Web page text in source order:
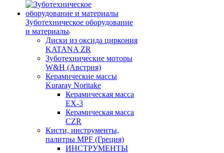
Зуботехническое оборудование
и материалы
Диски из оксида циркония
KATANA ZR
Зуботехнические моторы
W&H (Австрия)
Керамические массы
Kuraray Noritake
Керамическая масса
EX-3
Керамическая масса
CZR
Кисти, инструменты,
палитры MPF (Греция)
ИНСТРУМЕНТЫ